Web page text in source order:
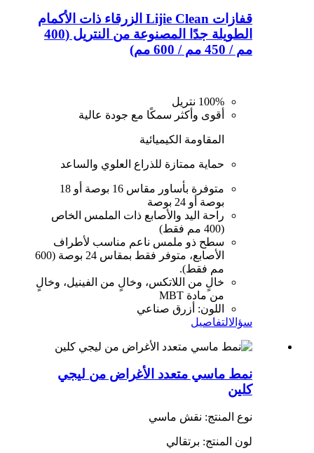
قفازات Lijie Clean الزرقاء ذات الأكمام
الطويلة جدًا المصنوعة من النتريل (400
مم / 450 مم / 600 مم)
100% نتريل
أقوى وأكثر سمكًا مع جودة عالية
المقاومة الكيميائية
حماية ممتازة للذراع العلوي والساعد
متوفرة بأساور مقاس 16 بوصة أو 18
بوصة أو 24 بوصة
راحة اليد والأصابع ذات الملمس الخاص
(400 مم فقط)
سطح ذو ملمس ناعم مناسب لأطراف
الأصابع، متوفر فقط بمقاس 24 بوصة (600
مم فقط).
خالٍ من اللاتكس، وخالٍ من الفينيل، وخالٍ
من مادة MBT
اللون: أزرق صناعي
سؤالالتفاصيل
نمط ماسي متعدد الأغراض من ليجي
كلين
نوع المنتج: نقش ماسي
لون المنتج: برتقالي